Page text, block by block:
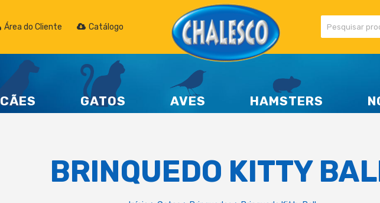
Área do Cliente Catálogo
CÃES GATOS AVES HAMSTERS
BRINQUEDO KITTY